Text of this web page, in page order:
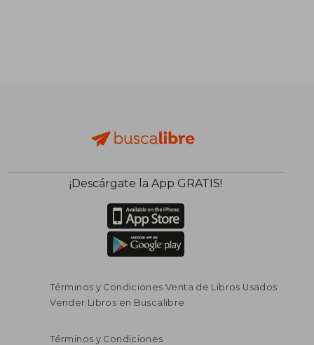
dcto. $ 67.647
¡Descárgate la App GRATIS!
Términos y Condiciones Venta de Libros Usados
Vender Libros en Buscalibre
Términos y Condiciones